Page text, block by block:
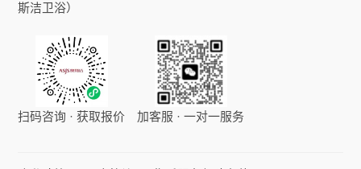
斯洁卫浴）
扫码咨询 · 获取报价 加客服 · 一对一服务